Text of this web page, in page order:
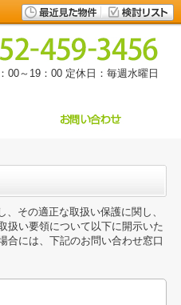
00～19：00 定休日：毎週水曜日
その適正な取扱い保護に関し、
扱い要領について以下に開示いた
合には、下記のお問い合わせ窓口